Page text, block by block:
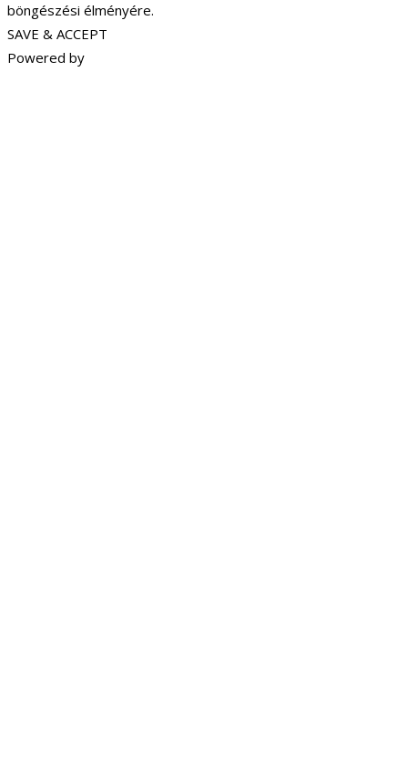
böngészési élményére.
SAVE & ACCEPT
Powered by